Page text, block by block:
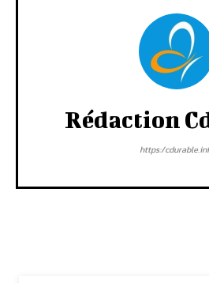
Rédaction
https:/